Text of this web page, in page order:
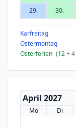
29.
30.
Karfreitag
Ostermontag
Osterferien (12+ 4
April 2027
Mo Di